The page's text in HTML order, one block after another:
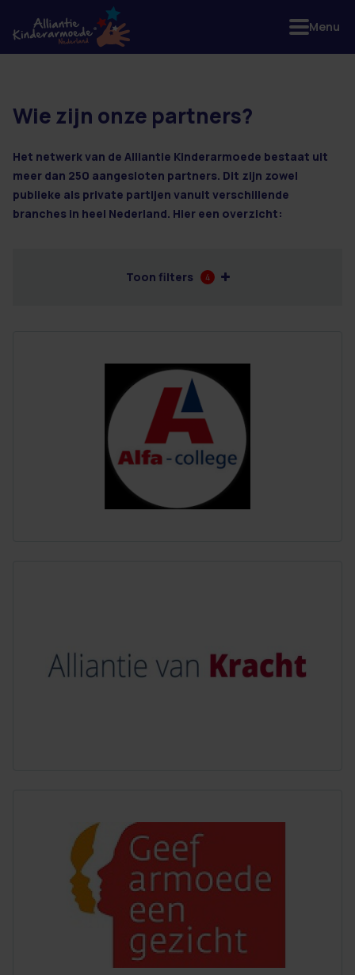
13 resultaten
Wie zijn onze partners?
Het netwerk van de Alliantie Kinderarmoede bestaat uit
meer dan 250 aangesloten partners. Dit zijn zowel
publieke als private partijen vanuit verschillende
branches in heel Nederland. Hier een overzicht:
Toon filters 4
Menu